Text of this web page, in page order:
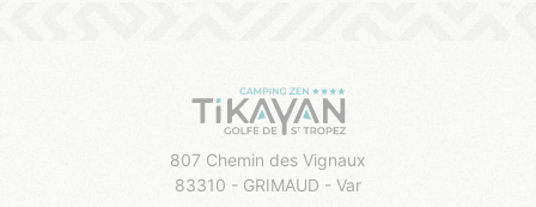
807 Chemin des Vignaux
83310 - GRIMAUD - Var